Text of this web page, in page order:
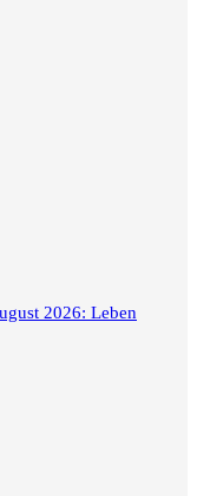
2026: Leben